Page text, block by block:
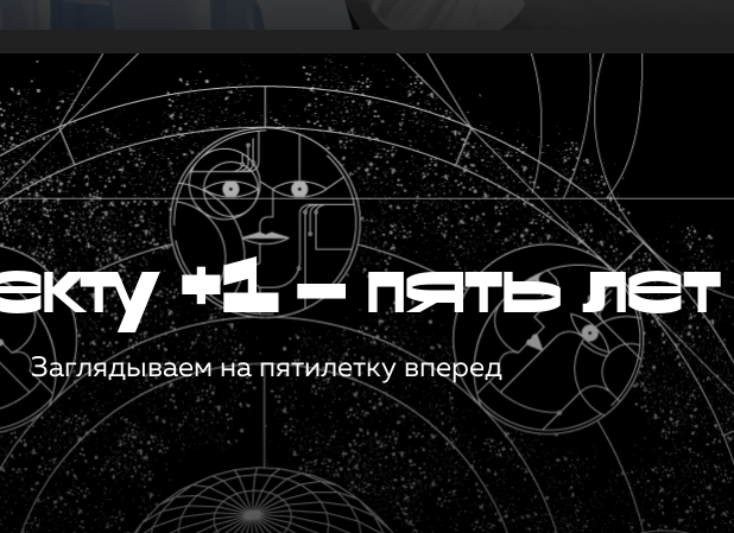
+1 — пять лет
Заглядываем на пятилетку вперед